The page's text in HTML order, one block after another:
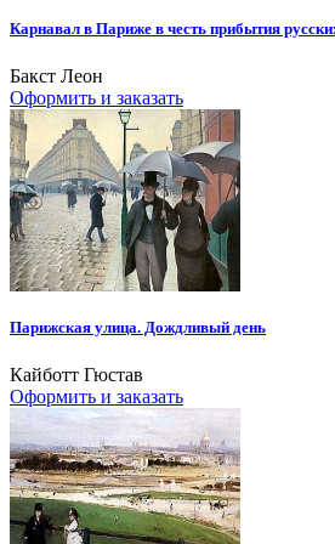
Карнавал в Париже в честь прибытия
Бакст Леон
Оформить и заказать
Парижская улица. Дождливый день
Кайботт Гюстав
Оформить и заказать